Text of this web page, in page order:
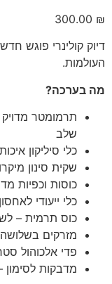
300.00 ₪
דיוק קולינרי פוגש
העולמות.
מה בערכה?
תרמומטר
שלב
כלי סיליקון
שקית סינון
כוסות וכפיות
כלי ייעודי
כוס תרמית –
מזרקים בשלושה
פדי אלכוהול
מדבקות לסימון